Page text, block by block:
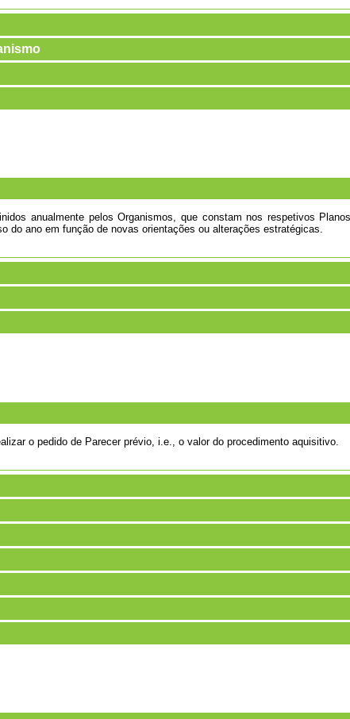
anualmente pelos Organismos, que constam nos respetivos
do ano em função de novas orientações ou alterações estratégicas.
o pedido de Parecer prévio, i.e., o valor do procedimento aquisitivo.